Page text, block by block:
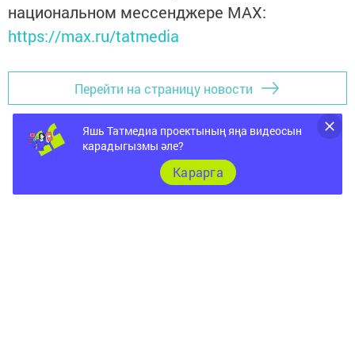
национальном мессенджере MАХ:
https://max.ru/tatmedia
Перейти на страницу новости
Яшь Татмедиа проектының яңа видеосын
карадыгызмы әле?
Карарга